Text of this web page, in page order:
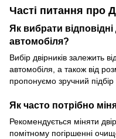
Часті питання про
Як вибрати
автомобіля?
Вибір двірників залежить
автомобіля, а також від
пропонуємо зручний
Як часто потрібно
Рекомендується міняти
помітному погіршенні